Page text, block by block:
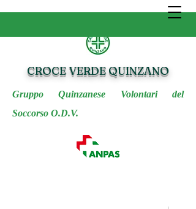
CROCE VERDE QUINZANO
Gruppo Quinzanese Volontari del
Soccorso O.D.V.